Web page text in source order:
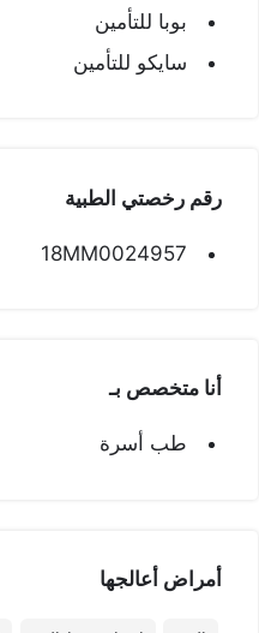
بوبا للتأمين
سايكو للتأمين
رقم رخصتي الطبية
18MM0024957
أنا متخصص بـ
طب أسرة
أمراض أعالجها